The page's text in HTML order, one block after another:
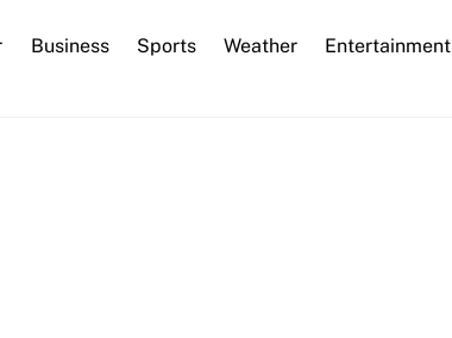
Business Sports Weather Entertainment